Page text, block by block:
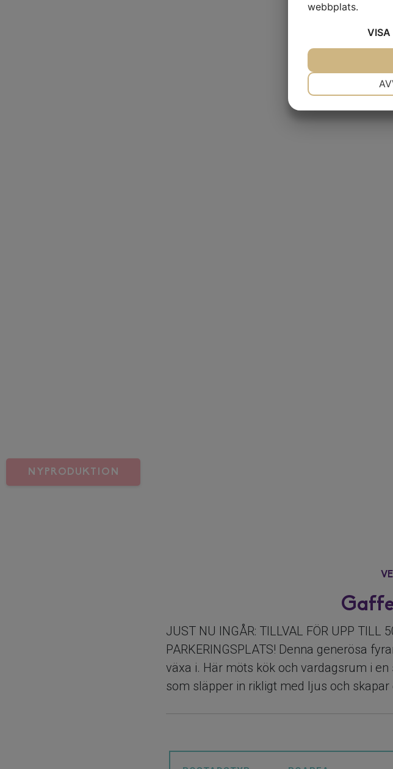
NYPRODUKTION
JUST NU INGÅR: TILLVAL FÖR UPP TILL
PARKERINGSPLATS! Denna generösa
växa i. Här möts kök och vardagsrum i
som släpper in rikligt med ljus och
balkongen blir som ett extra
för loungemöbler, odlingar och långa
väggar och skapa en ny större tvåa eller
webbplats.
VISA